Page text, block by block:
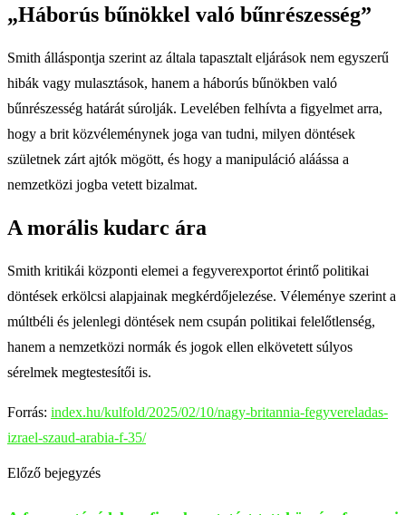
„Háborús bűnökkel való bűnrészesség”
Smith álláspontja szerint az általa tapasztalt eljárások nem egyszerű
hibák vagy mulasztások, hanem a háborús bűnökben való
bűnrészesség határát súrolják. Levelében felhívta a figyelmet arra,
hogy a brit közvéleménynek joga van tudni, milyen döntések
születnek zárt ajtók mögött, és hogy a manipuláció aláássa a
nemzetközi jogba vetett bizalmat.
A morális kudarc ára
Smith kritikái központi elemei a fegyverexportot érintő politikai
döntések erkölcsi alapjainak megkérdőjelezése. Véleménye szerint a
múltbéli és jelenlegi döntések nem csupán politikai felelőtlenség,
hanem a nemzetközi normák és jogok ellen elkövetett súlyos
sérelmek megtestesítői is.
Forrás: index.hu/kulfold/2025/02/10/nagy-britannia-fegyvereladas-
izrael-szaud-arabia-f-35/
Előző bejegyzés